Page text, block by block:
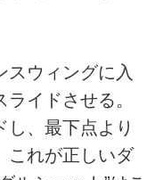
スウィングに入
イドさせる。
、最下点より
これが正しいダ